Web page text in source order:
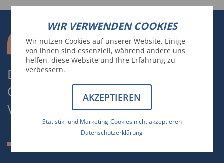
DER AUHOF IN KAPRUN IST IHR
ORT, UM GENUSSVOLLE ZEITEN ZU
VERBRINGEN.
WIR VERWENDEN COOKIES
Wir nutzen Cookies auf unserer Website. Einige
von ihnen sind essenziell, während andere uns
helfen, diese Website und Ihre Erfahrung zu
verbessern.
AKZEPTIEREN
Statistik- und Marketing-Cookies nicht akzeptieren
Datenschutzerklärung